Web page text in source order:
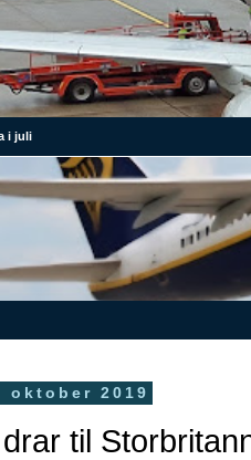
i juli
oktober 2019
til